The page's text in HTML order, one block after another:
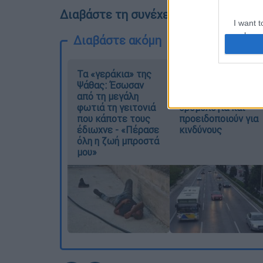
I want
web or
I want
Διαβάστε τη συνέχεια στο SDNA
Διαβάστε ακόμη
Τα «γεράκια» της
Ψάθας: Έσωσαν
από τη μεγάλη
φωτιά τη γειτονιά
που κάποτε τους
έδιωχνε - «Πέρασε
όλη η ζωή μπροστά
μου»
δρομολόγια και
προειδοποιούν για
κινδύνους